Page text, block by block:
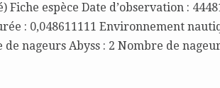
Fiche espèce Date d’observation :
: 0,048611111 Environnement
de nageurs Abyss : 2 Nombre de